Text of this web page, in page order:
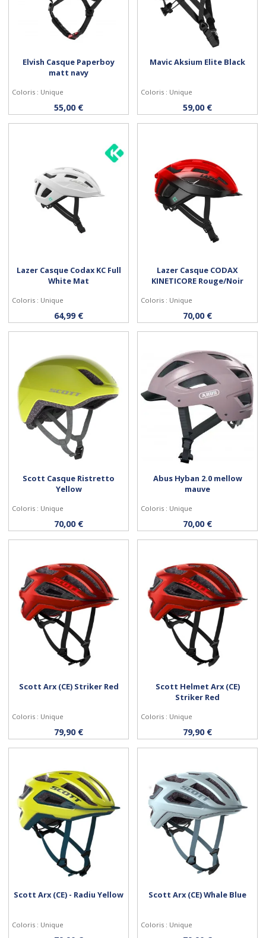
Personnaliser
Elvish Casque Paperboy
matt navy
Coloris : Unique
55,00 € Personnaliser
Mavic Aksium Elite Black
Coloris : Unique
59,00 €
Acheter
Lazer Casque Codax KC Full
White Mat
Coloris : Unique
64,99 € Acheter
Lazer Casque CODAX
KINETICORE Rouge/Noir
Coloris : Unique
70,00 €
Personnaliser
Scott Casque Ristretto
Yellow
Coloris : Unique
70,00 € Personnaliser
Abus Hyban 2.0 mellow
mauve
Coloris : Unique
70,00 €
Personnaliser
Scott Arx (CE) Striker Red
Coloris : Unique
79,90 € Personnaliser
Scott Helmet Arx (CE)
Striker Red
Coloris : Unique
79,90 €
Scott Arx (CE) - Radiu Yellow
Coloris : Unique
Scott Arx (CE) Whale Blue
Coloris : Unique